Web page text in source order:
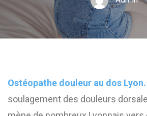
Ostéopathe douleur au dos Lyon.
soulagement des douleurs